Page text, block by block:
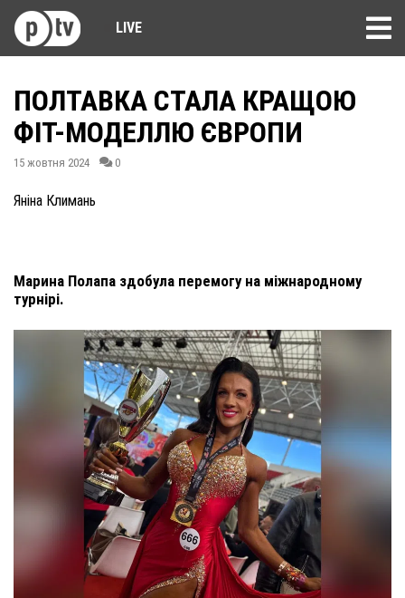
LIVE
ПОЛТАВКА СТАЛА КРАЩОЮ
ФІТ-МОДЕЛЛЮ ЄВРОПИ
15 жовтня 2024 0
Яніна Климань
Марина Полапа здобула перемогу на міжнародному
турнірі.